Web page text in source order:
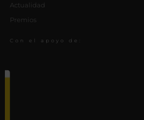
Actualidad
Premios
Con el apoyo de: